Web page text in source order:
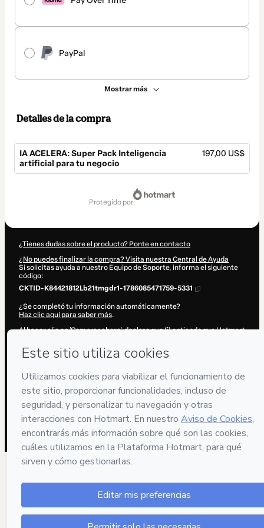
PayPal
Mostrar más
Detalles de la compra
IA ACELERA: Super Pack Inteligencia
artificial para tu negocio
197,00 US$
protegido por
¿Tienes dudas sobre el producto? Ponte en contacto
¿No puedes finalizar la compra? Visita nuestra Central de Ayuda
Si solicitas ayuda a nuestro Equipo de Soporte, informa el siguiente
código:
CKTID-K84421812Lb21tmgdr1-1786085471759-5331
¿Se completó tu información automáticamente?
Haz clic aquí para saber más.
Al hacer clic en 'Comprar ahora', declaro que (i) entiendo que Hotmart
responsabilidad por el contenido y/o control sobre él; (ii) acepto los
Términos de Uso de Hotmart,Políticas de Privacidad
un tutor legal.
Más información sobre tu compra
aquí
Hotmart ©2026 - Todos los derechos reservados
2026-08-07T06:51:13.815Z REF.